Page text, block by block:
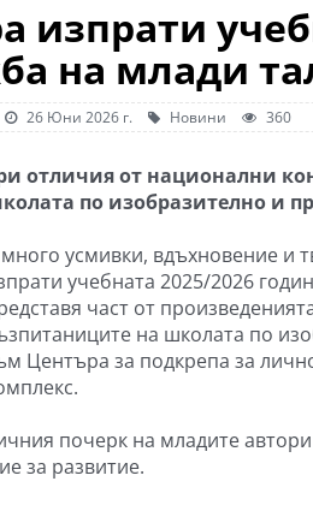
изпрати
на млади
26 Юни 2026 г. Новини 360
отличия от национални
по изобразително и
усмивки, вдъхновение и
учебната 2025/2026
част от
на школата по
Центъра за подкрепа за
почерк на младите автори
за развитие.